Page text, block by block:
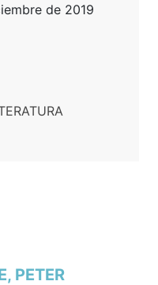
de 2019
PETER